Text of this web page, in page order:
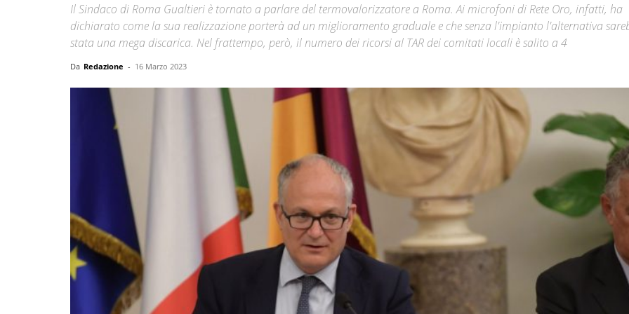
Città
Il Sindaco di Roma Gualtieri è tornato a parlare del termovalorizzatore a Roma. Ai microfoni di Rete Oro, infatti, ha
dichiarato come la sua realizzazione porterà ad un miglioramento graduale e che senza l'impianto l'alternativa
stata una mega discarica. Nel frattempo, però, il numero dei ricorsi al TAR dei comitati locali è salito a 4
Da Redazione - 16 Marzo 2023